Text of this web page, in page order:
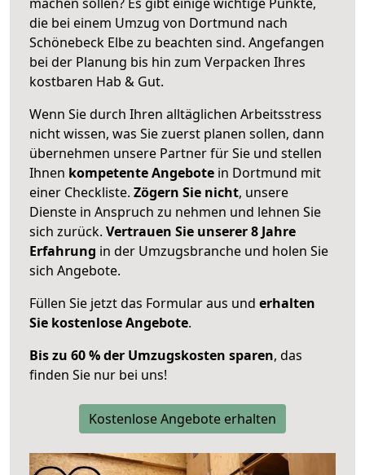
die bei einem Umzug von Dortmund nach
Schönebeck Elbe zu beachten sind. Angefangen
bei der Planung bis hin zum Verpacken Ihres
kostbaren Hab & Gut.
Wenn Sie durch Ihren alltäglichen Arbeitsstress
nicht wissen, was Sie zuerst planen sollen, dann
übernehmen unsere Partner für Sie und stellen
Ihnen kompetente Angebote in Dortmund mit
einer Checkliste. Zögern Sie nicht, unsere
Dienste in Anspruch zu nehmen und lehnen Sie
sich zurück. Vertrauen Sie unserer 8 Jahre
Erfahrung in der Umzugsbranche und holen Sie
sich Angebote.
Füllen Sie jetzt das Formular aus und erhalten
Sie kostenlose Angebote.
Bis zu 60 % der Umzugskosten sparen, das
finden Sie nur bei uns!
Kostenlose Angebote erhalten